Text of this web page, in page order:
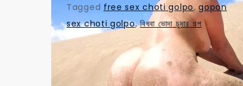
Tagged free sex choti golpo,gopon
sex choti golpo,বিধবা ভোদা চুদার গল্প